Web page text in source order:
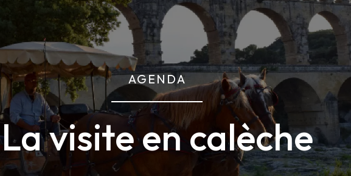
AGENDA
La visite en calèche